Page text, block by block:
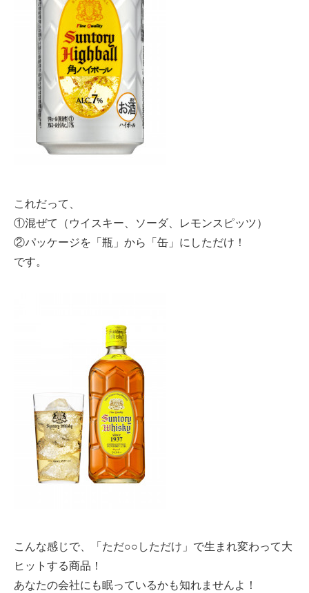
これだって、
①混ぜて（ウイスキー、ソーダ、レモンスピッツ）
②パッケージを「瓶」から「缶」にしただけ！
です。
こんな感じで、「ただ○○しただけ」で生まれ変わって大
ヒットする商品！
あなたの会社にも眠っているかも知れませんよ！